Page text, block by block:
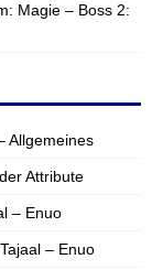
Magie – Boss 2:
Allgemeines
Attribute
– Enuo
– Enuo